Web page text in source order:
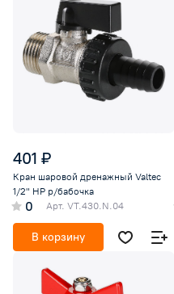
401 ₽
Кран шаровой дренажный Valtec
1/2" НР р/бабочка
0 Арт. VT.430.N.04
В корзину